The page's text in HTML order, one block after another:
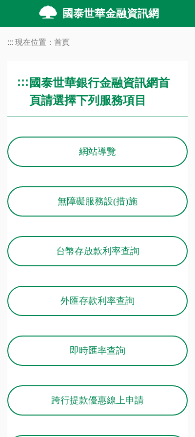
跳到主要內容
國泰世華金融資訊網
::: 現在位置： 首頁
::: 國泰世華銀行金融資訊網首
頁請選擇下列服務項目
網站導覽
無障礙服務設(措)施
台幣存放款利率查詢
外匯存款利率查詢
即時匯率查詢
跨行提款優惠線上申請